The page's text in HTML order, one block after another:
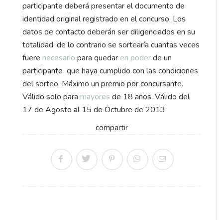
participante deberá presentar el documento de
identidad original registrado en el concurso. Los
datos de contacto deberán ser diligenciados en su
totalidad, de lo contrario se sortearía cuantas veces
fuere necesario para quedar en poderde un
participante que haya cumplido con las condiciones
del sorteo. Máximo un premio por concursante.
Válido solo para mayores de 18 años. Válido del
17 de Agosto al 15 de Octubre de 2013.
compartir